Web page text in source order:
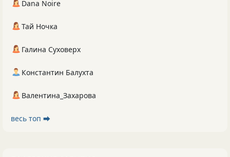
Dana Noire
Тай Ночка
Галина Суховерх
Константин Балухта
Валентина_Захарова
весь топ ⮕